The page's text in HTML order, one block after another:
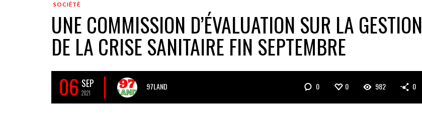
SOCIÉTÉ
UNE COMMISSION D’ÉVALUATION SUR LA GESTION
DE LA CRISE SANITAIRE FIN SEPTEMBRE
06 SEP
2021
97LAND 0 0 982 0